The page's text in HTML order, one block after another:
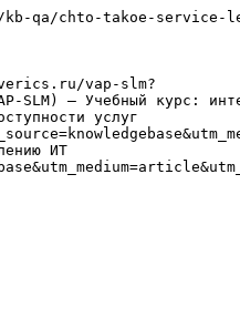
qa/chto-takoe-service-
vap-slm?
SLM) — Учебный курс:
услуг
ИТ